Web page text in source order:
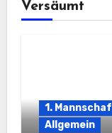
Versäumt
1.
Allgemein